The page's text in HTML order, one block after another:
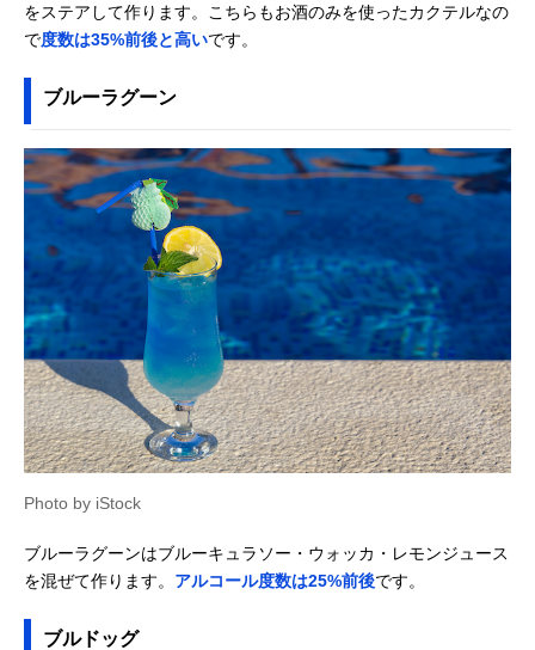
をステアして作ります。こちらもお酒のみを使ったカクテルなの
で度数は35%前後と高いです。
ブルーラグーン
Photo by iStock
ブルーラグーンはブルーキュラソー・ウォッカ・レモンジュース
を混ぜて作ります。 アルコール度数は25%前後です。
ブルドッグ